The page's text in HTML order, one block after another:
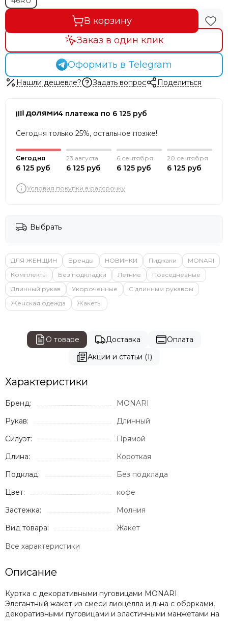
В корзину
Заказ в один клик
Оформить в Telegram
Нашли дешевле? Задать вопрос Поделиться
4 платежа по 6 125 руб
Сегодня только 25%, остальное позже!
Сегодня
6 125 руб
23 августа
6 125 руб
6 сентября
6 125 руб
20 сентября
6 125 руб
Условия покупки в рассрочку
Выбрать
ДЛЯ ЖЕНЩИН Бренды НОВИНКИ Пиджаки
MONARI
Комплекты
Без подкладки Летние
Повседневные
Длинный рукав
Укороченные
С длинным рукавом
Женская одежда
Жакеты
О товаре Доставка
Оплата
Акции и статьи (1)
Характеристики
Бренд:
MONARI
Рукав:
Длинный
Силуэт:
Прямой
Длина:
Короткая
Подклад:
Без подклада
Цвет:
кофе
Застежка:
Молния
Вид товара:
Жакет
Описание
Куртка с декоративными пуговицами MONARI
Элегантный жакет из смеси лиоцелла и льна с оборками,
декоративными пуговицами и эластичными манжетами на